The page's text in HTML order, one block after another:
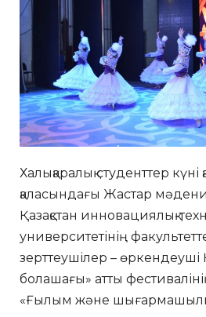
Халықаралық студенттер
қаласындағы Жастар
Қазақстан инновациялық-
университетінің
зерттеушілер – өркендеуші
болашағы» атты
«Ғылым және